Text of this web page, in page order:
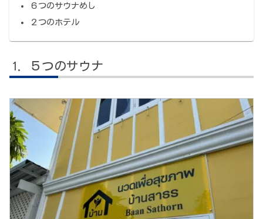
６つのサウナめし
２つのホテル
５つのサウナ